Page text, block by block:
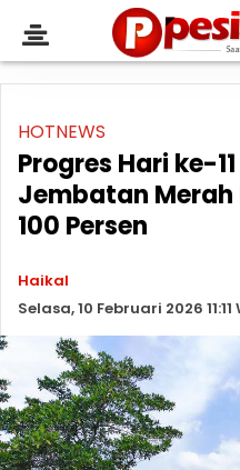
HOTNEWS
Progres Hari ke-
Jembatan Merah
100 Persen
Haikal
Selasa, 10 Februari 2026 11:11